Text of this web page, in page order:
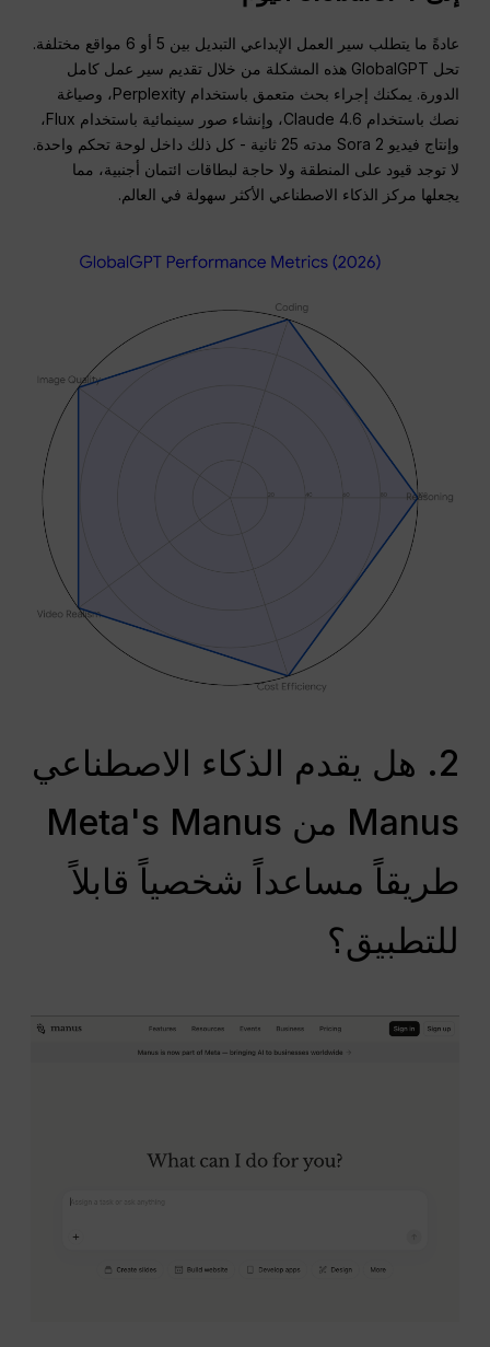
عادةً ما يتطلب سير العمل الإبداعي التبديل بين 5 أو 6 مواقع مختلفة.
تحل GlobalGPT هذه المشكلة من خلال تقديم سير عمل كامل
الدورة.
يمكنك إجراء بحث متعمق باستخدام Perplexity، وصياغة
نصك باستخدام Claude 4.6، وإنشاء صور سينمائية باستخدام Flux،
وإنتاج فيديو Sora 2 مدته 25 ثانية - كل ذلك داخل لوحة تحكم واحدة.
لا توجد قيود على المنطقة ولا حاجة لبطاقات ائتمان أجنبية، مما
يجعلها مركز الذكاء الاصطناعي الأكثر سهولة في العالم.
2. هل يقدم الذكاء الاصطناعي
Manus من Meta's Manus
طريقاً مساعداً شخصياً قابلاً
للتطبيق؟